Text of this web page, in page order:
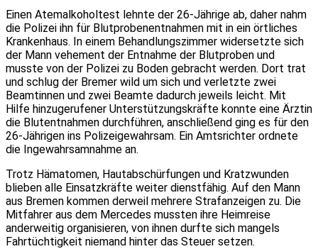
Einen Atemalkoholtest lehnte der 26-Jährige ab, daher nahm
die Polizei ihn für Blutprobenentnahmen mit in ein örtliches
Krankenhaus. In einem Behandlungszimmer widersetzte sich
der Mann vehement der Entnahme der Blutproben und
musste von der Polizei zu Boden gebracht werden. Dort trat
und schlug der Bremer wild um sich und verletzte zwei
Beamtinnen und zwei Beamte dadurch jeweils leicht. Mit
Hilfe hinzugerufener Unterstützungskräfte konnte eine Ärztin
die Blutentnahmen durchführen, anschließend ging es für den
26-Jährigen ins Polizeigewahrsam. Ein Amtsrichter ordnete
die Ingewahrsamnahme an.
Trotz Hämatomen, Hautabschürfungen und Kratzwunden
blieben alle Einsatzkräfte weiter dienstfähig. Auf den Mann
aus Bremen kommen derweil mehrere Strafanzeigen zu. Die
Mitfahrer aus dem Mercedes mussten ihre Heimreise
anderweitig organisieren, von ihnen durfte sich mangels
Fahrtüchtigkeit niemand hinter das Steuer setzen.